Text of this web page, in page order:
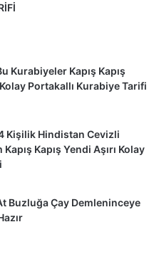
Kurabiyeler Kapış Kapış
Portakallı Kurabiye Tarifi
Kişilik Hindistan Cevizli
Kapış Kapış Yendi Aşırı Kolay
Buzluğa Çay Demleninceye